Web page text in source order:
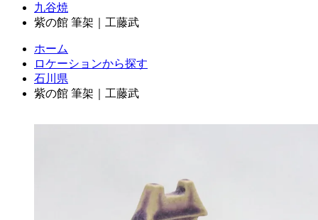
九谷焼
紫の館 筆架｜工藤武
ホーム
ロケーションから探す
石川県
紫の館 筆架｜工藤武